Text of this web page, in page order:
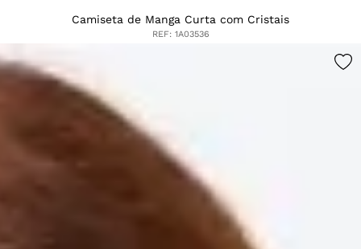
Camiseta de Manga Curta com Cristais
REF: 1A03536